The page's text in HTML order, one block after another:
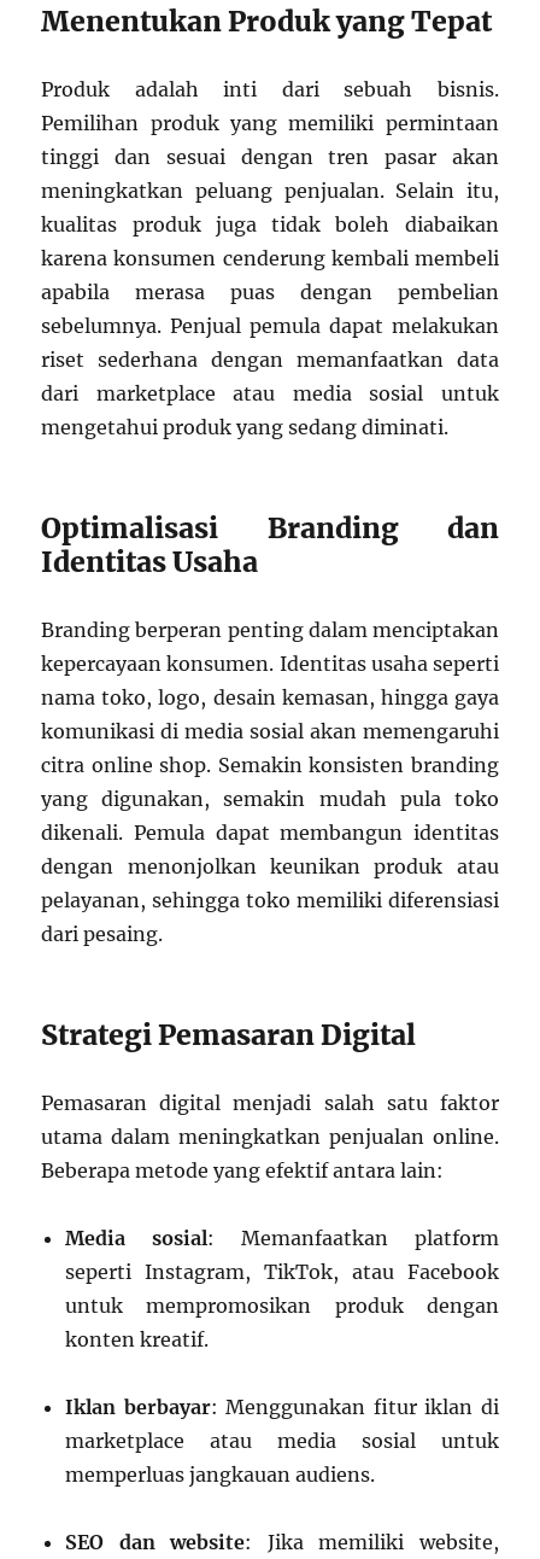
Menentukan Produk yang Tepat
Produk adalah inti dari sebuah bisnis.
Pemilihan produk yang memiliki permintaan
tinggi dan sesuai dengan tren pasar akan
meningkatkan peluang penjualan. Selain itu,
kualitas produk juga tidak boleh diabaikan
karena konsumen cenderung kembali membeli
apabila merasa puas dengan pembelian
sebelumnya. Penjual pemula dapat melakukan
riset sederhana dengan memanfaatkan data
dari marketplace atau media sosial untuk
mengetahui produk yang sedang diminati.
Optimalisasi Branding dan
Identitas Usaha
Branding berperan penting dalam menciptakan
kepercayaan konsumen. Identitas usaha seperti
nama toko, logo, desain kemasan, hingga gaya
komunikasi di media sosial akan memengaruhi
citra online shop. Semakin konsisten branding
yang digunakan, semakin mudah pula toko
dikenali. Pemula dapat membangun identitas
dengan menonjolkan keunikan produk atau
pelayanan, sehingga toko memiliki diferensiasi
dari pesaing.
Strategi Pemasaran Digital
Pemasaran digital menjadi salah satu faktor
utama dalam meningkatkan penjualan online.
Beberapa metode yang efektif antara lain:
Media sosial: Memanfaatkan platform
seperti Instagram, TikTok, atau Facebook
untuk mempromosikan produk dengan
konten kreatif.
Iklan berbayar: Menggunakan fitur iklan di
marketplace atau media sosial untuk
memperluas jangkauan audiens.
SEO dan website: Jika memiliki website,